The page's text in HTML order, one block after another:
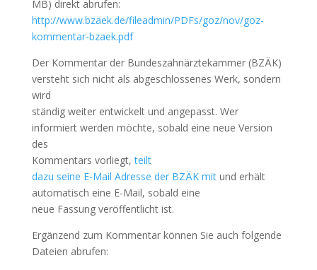
MB) direkt abrufen:
http://www.bzaek.de/fileadmin/PDFs/goz/nov/goz-
kommentar-bzaek.pdf
Der Kommentar der Bundeszahnärztekammer (BZÄK)
versteht sich nicht als abgeschlossenes Werk, sondern
wird
ständig weiter entwickelt und angepasst. Wer
informiert werden möchte, sobald eine neue Version
des
Kommentars vorliegt,teilt
dazu seine E-Mail Adresse der BZÄK mitund erhält
automatisch eine E-Mail, sobald eine
neue Fassung veröffentlicht ist.
Ergänzend zum Kommentar können Sie auch folgende
Dateien abrufen: